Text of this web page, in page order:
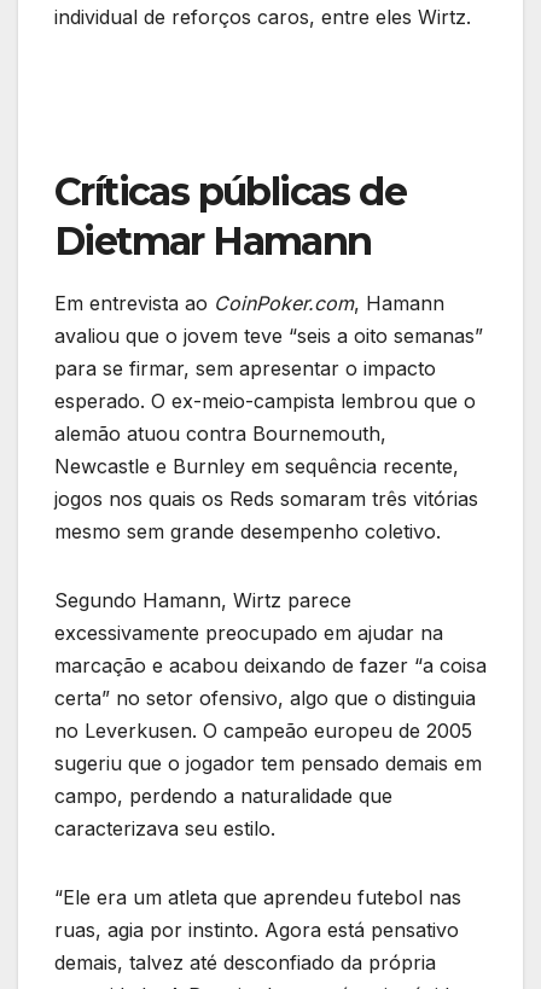
individual de reforços caros, entre eles Wirtz.
Críticas públicas de
Dietmar Hamann
Em entrevista ao CoinPoker.com, Hamann
avaliou que o jovem teve “seis a oito semanas”
para se firmar, sem apresentar o impacto
esperado. O ex-meio-campista lembrou que o
alemão atuou contra Bournemouth,
Newcastle e Burnley em sequência recente,
jogos nos quais os Reds somaram três vitórias
mesmo sem grande desempenho coletivo.
Segundo Hamann, Wirtz parece
excessivamente preocupado em ajudar na
marcação e acabou deixando de fazer “a coisa
certa” no setor ofensivo, algo que o distinguia
no Leverkusen. O campeão europeu de 2005
sugeriu que o jogador tem pensado demais em
campo, perdendo a naturalidade que
caracterizava seu estilo.
“Ele era um atleta que aprendeu futebol nas
ruas, agia por instinto. Agora está pensativo
demais, talvez até desconfiado da própria